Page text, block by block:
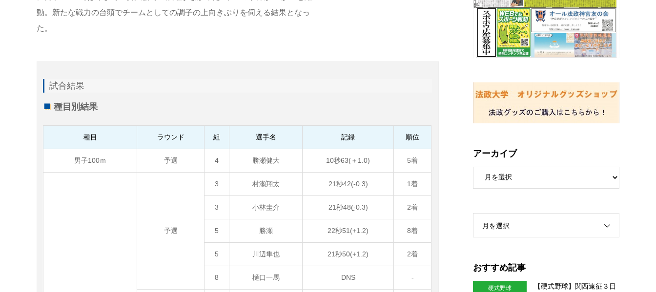
動。新たな戦力の台頭でチームとしての調子の上向きぶりを伺える結果となっ
た。
試合結果
種目別結果
種目 ラウンド 組 選手名 記録 順位
男子100ｍ 予選 4 勝瀬健大 10秒63(＋1.0) 5着
予選
3 村瀬翔太 21秒42(-0.3) 1着
3 小林圭介 21秒48(̠-0.3) 2着
5 勝瀬 22秒51(+1.2) 8着
5 川辺隼也 21秒50(+1.2) 2着
8 樋口一馬 DNS ‐
アーカイブ
月を選択
おすすめ記事
硬式野球
【硬式野球】関西遠征３日